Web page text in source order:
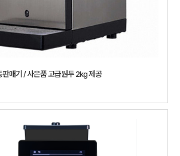
매기 / 사은품 고급원두 2kg 제공